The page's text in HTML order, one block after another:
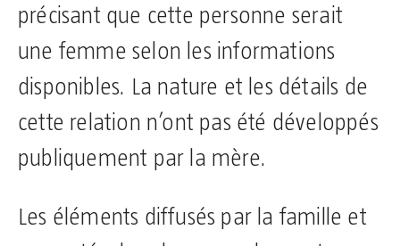
précisant que cette personne serait
une femme selon les informations
disponibles. La nature et les détails de
cette relation n’ont pas été développés
publiquement par la mère.
Les éléments diffusés par la famille et